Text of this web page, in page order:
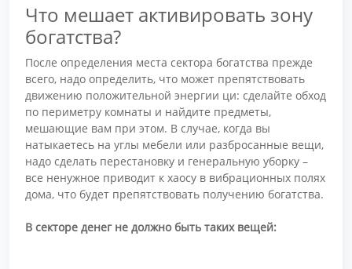
Что мешает активировать зону
богатства?
После определения места сектора богатства прежде
всего, надо определить, что может препятствовать
движению положительной энергии ци: сделайте обход
по периметру комнаты и найдите предметы,
мешающие вам при этом. В случае, когда вы
натыкаетесь на углы мебели или разбросанные вещи,
надо сделать перестановку и генеральную уборку –
все ненужное приводит к хаосу в вибрационных полях
дома, что будет препятствовать получению богатства.
В секторе денег не должно быть таких вещей: